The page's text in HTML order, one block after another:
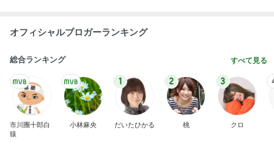
オフィシャルブロガーランキング
総合ランキング すべて見る
市川團十郎白
猿
小林麻央
1
だいたひかる
2
桃
3
クロ